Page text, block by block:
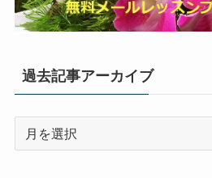
過去記事アーカイブ